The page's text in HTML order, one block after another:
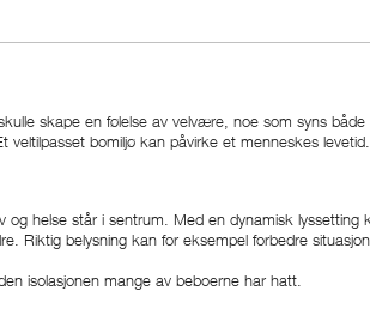
skape en følelse av velvære, noe som syns både
bomiljø kan påvirke et menneskes levetid.
helse står i sentrum. Med en dynamisk lyssetting
Riktig belysning kan for eksempel forbedre
isolasjonen mange av beboerne har hatt.